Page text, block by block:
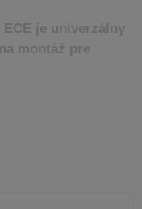
je univerzálny
montáž pre